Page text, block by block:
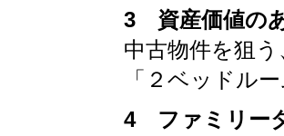
3 資産価値の
中古物件を狙
「２ベッドル
4 ファミリー